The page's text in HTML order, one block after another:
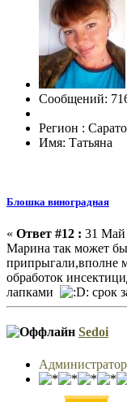
Сообщений:
Регион :
Имя: Татьяна
Блошка виноградная
« Ответ #12 : 31 Май
Марина так может
припрыгали,вполне
обработок
лапками
срок
Sedoi
Администратор